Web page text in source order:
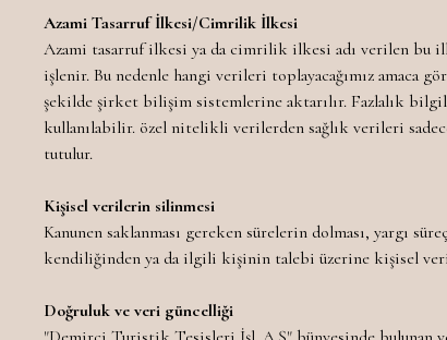
Azami Tasarruf İlkesi/Cimrilik İlkesi
Azami tasarruf ilkesi ya da cimrilik ilkesi adı verilen bu
işlenir. Bu nedenle hangi verileri toplayacağımız
şekilde şirket bilişim sistemlerine aktarılır. Fazlalık
kullanılabilir. özel nitelikli verilerden sağlık verileri
tutulur.
Kişisel verilerin silinmesi
Kanunen saklanması gereken sürelerin dolması, yargı
kendiliğinden ya da ilgili kişinin talebi üzerine kişisel
Doğruluk ve veri güncelliği